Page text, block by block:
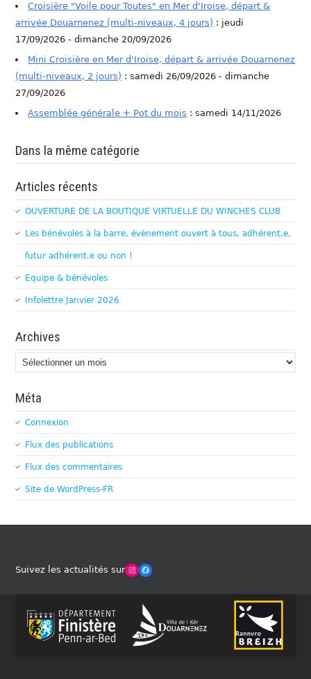
Croisière "Voile pour Toutes" en Mer d'Iroise, départ &
arrivée Douarnenez (multi-niveaux, 4 jours) : jeudi
17/09/2026 - dimanche 20/09/2026
Mini Croisière en Mer d'Iroise, départ & arrivée Douarnenez
(multi-niveaux, 2 jours) : samedi 26/09/2026 - dimanche
27/09/2026
Assemblée générale + Pot du mois : samedi 14/11/2026
Dans la même catégorie
Articles récents
OUVERTURE DE LA BOUTIQUE VIRTUELLE DU WINCHES CLUB
Les bénévoles à la barre, évènement ouvert à tous, adhérent.e,
futur adhérent.e ou non !
Equipe & bénévoles
Infolettre Janvier 2026
Archives
Archives
Méta
Connexion
Flux des publications
Flux des commentaires
Site de WordPress-FR
Suivez les actualités surWinches Club OfficielFacebook